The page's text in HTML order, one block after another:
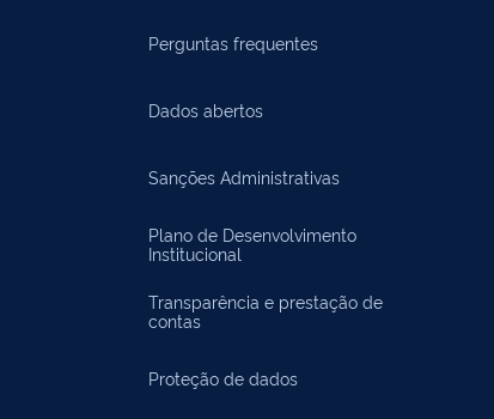
Perguntas frequentes
Dados abertos
Sanções Administrativas
Plano de Desenvolvimento
Institucional
Transparência e prestação de
contas
Proteção de dados